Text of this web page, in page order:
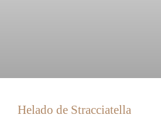
Helado de Stracciatella